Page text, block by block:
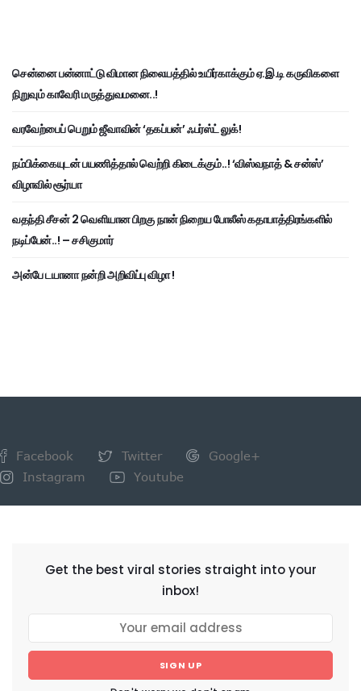
சென்னை பன்னாட்டு விமான நிலையத்தில் உயிர்காக்கும் ஏ.இ.டி கருவிகளை
நிறுவும் காவேரி மருத்துவமனை..!
வரவேற்பைப் பெறும் ஜீவாவின் ‘தகப்பன்’ ஃபர்ஸ்ட் லுக்!
நம்பிக்கையுடன் பயணித்தால் வெற்றி கிடைக்கும்..! ‘விஸ்வநாத் & சன்ஸ்’
விழாவில் சூர்யா
வதந்தி சீசன் 2 வெளியான பிறகு நான் நிறைய போலீஸ் கதாபாத்திரங்களில்
நடிப்பேன்..! – சசிகுமார்
அன்பே டயானா நன்றி அறிவிப்பு விழா !
Facebook Twitter
Google+
Instagram
Youtube
Get the best viral stories straight into your
inbox!
SIGN UP